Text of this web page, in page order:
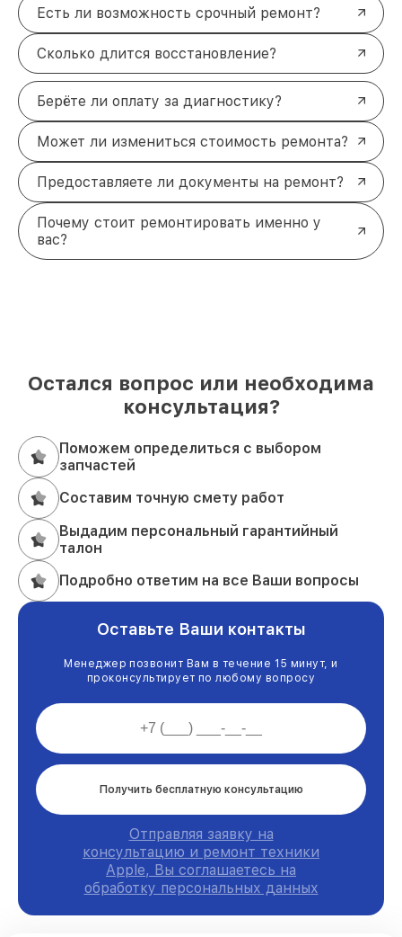
Есть ли возможность срочный ремонт?
Сколько длится восстановление?
Берёте ли оплату за диагностику?
Может ли измениться стоимость ремонта?
Предоставляете ли документы на ремонт?
Почему стоит ремонтировать именно у
вас?
Остался вопрос или необходима
консультация?
Поможем определиться с выбором
запчастей
Составим точную смету работ
Выдадим персональный гарантийный
талон
Подробно ответим на все Ваши вопросы
Оставьте Ваши контакты
Менеджер позвонит Вам в течение 15 минут, и
проконсультирует по любому вопросу
Получить бесплатную консультацию
Отправляя заявку на
консультацию и ремонт техники
Apple, Вы соглашаетесь на
обработку персональных данных